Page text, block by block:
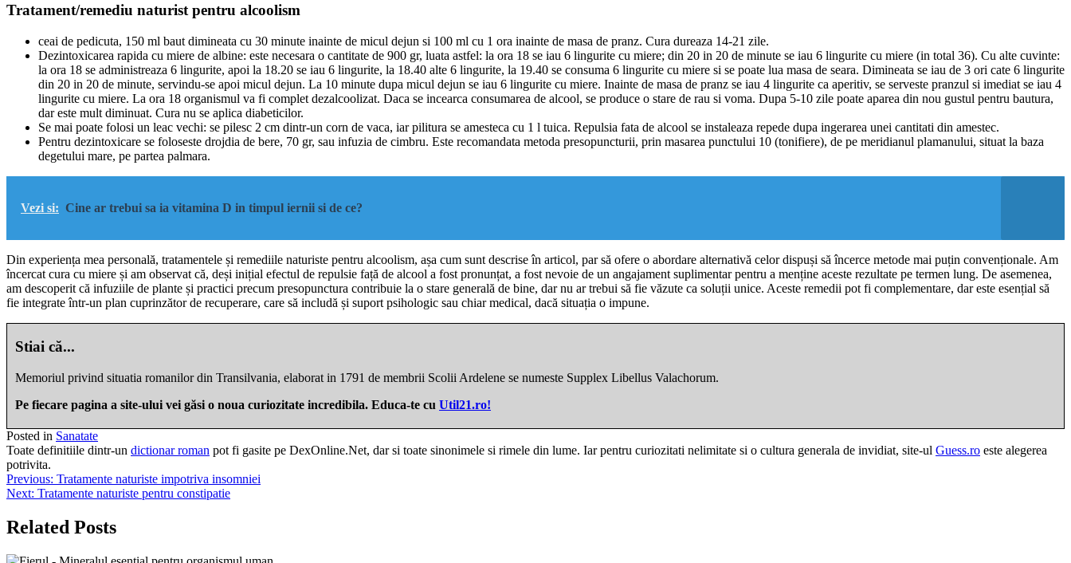
Tratament/remediu naturist pentru alcoolism
ceai de pedicuta, 150 ml baut dimineata cu 30 minute inainte de micul dejun si 100 ml cu 1 ora inainte de masa de pranz. Cura dureaza 14-21 zile.
Dezintoxicarea rapida cu miere de albine: este necesara o cantitate de 900 gr, luata astfel: la ora 18 se iau 6 lingurite cu miere; din 20 in 20 de minute se iau 6 lingurite cu miere (in total 36). Cu alte cuvinte:
la ora 18 se administreaza 6 lingurite, apoi la 18.20 se iau 6 lingurite, la 18.40 alte 6 lingurite, la 19.40 se consuma 6 lingurite cu miere si se poate lua masa de seara. Dimineata se iau de 3 ori cate 6 lingurite
din 20 in 20 de minute, servindu-se apoi micul dejun. La 10 minute dupa micul dejun se iau 6 lingurite cu miere. Inainte de masa de pranz se iau 4 lingurite ca aperitiv, se serveste pranzul si imediat se iau 4
lingurite cu miere. La ora 18 organismul va fi complet dezalcoolizat. Daca se incearca consumarea de alcool, se produce o stare de rau si voma. Dupa 5-10 zile poate aparea din nou gustul pentru bautura,
dar este mult diminuat. Cura nu se aplica diabeticilor.
Se mai poate folosi un leac vechi: se pilesc 2 cm dintr-un corn de vaca, iar pilitura se amesteca cu 1 l tuica. Repulsia fata de alcool se instaleaza repede dupa ingerarea unei cantitati din amestec.
Pentru dezintoxicare se foloseste drojdia de bere, 70 gr, sau infuzia de cimbru. Este recomandata metoda presopuncturii, prin masarea punctului 10 (tonifiere), de pe meridianul plamanului, situat la baza
degetului mare, pe partea palmara.
Vezi si: Cine ar trebui sa ia vitamina D in timpul iernii si de ce?
Din experiența mea personală, tratamentele și remediile naturiste pentru alcoolism, așa cum sunt descrise în articol, par să ofere o abordare alternativă celor dispuși să încerce metode mai puțin convenționale. Am
încercat cura cu miere și am observat că, deși inițial efectul de repulsie față de alcool a fost pronunțat, a fost nevoie de un angajament suplimentar pentru a menține aceste rezultate pe termen lung. De asemenea,
am descoperit că infuziile de plante și practici precum presopunctura contribuie la o stare generală de bine, dar nu ar trebui să fie văzute ca soluții unice. Aceste remedii pot fi complementare, dar este esențial să
fie integrate într-un plan cuprinzător de recuperare, care să includă și suport psihologic sau chiar medical, dacă situația o impune.
Stiai că...
Memoriul privind situatia romanilor din Transilvania, elaborat in 1791 de membrii Scolii Ardelene se numeste Supplex Libellus Valachorum.
Pe fiecare pagina a site-ului vei găsi o noua curiozitate incredibila. Educa-te cu Util21.ro!
Posted in Sanatate
Toate definitiile dintr-un dictionar roman pot fi gasite pe DexOnline.Net, dar si toate sinonimele si rimele din lume. Iar pentru curiozitati nelimitate si o cultura generala de invidiat, site-ul Guess.ro este alegerea
potrivita.
Navigare
în
articole
Previous: Tratamente naturiste impotriva insomniei
Next: Tratamente naturiste pentru constipatie
Related Posts